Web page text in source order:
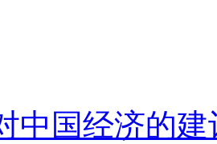
中国经济的